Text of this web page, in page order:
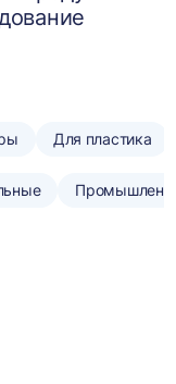
Для пластика